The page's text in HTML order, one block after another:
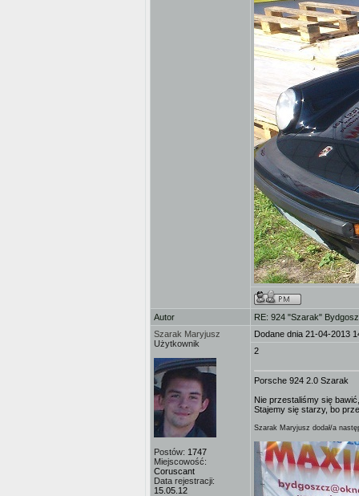
Autor
RE: 924 "Szarak"
Szarak Maryjusz
Użytkownik
Postów: 1747
Miejscowość:
Coruscant
Data rejestracji:
15.05.12
Dodane dnia 21-04-2013
2
Porsche 924 2.0 Szarak
Nie przestaliśmy się
Stajemy się starzy, bo
Szarak Maryjusz dodał/a